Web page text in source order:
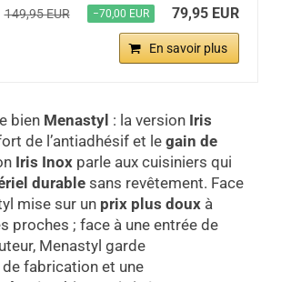
149,95 EUR −70,00 EUR 79,95 EUR
En savoir plus
bien Menastyl : la version Iris
de l’antiadhésif et le gain de
Iris Inoxparle aux cuisiniers qui
durablesans revêtement. Face
mise sur un prix plus douxà
proches ; face à une entrée de
Menastyl garde
fabrication et une